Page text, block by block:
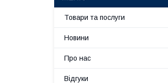
Товари та послуги
Новини
Про нас
Відгуки